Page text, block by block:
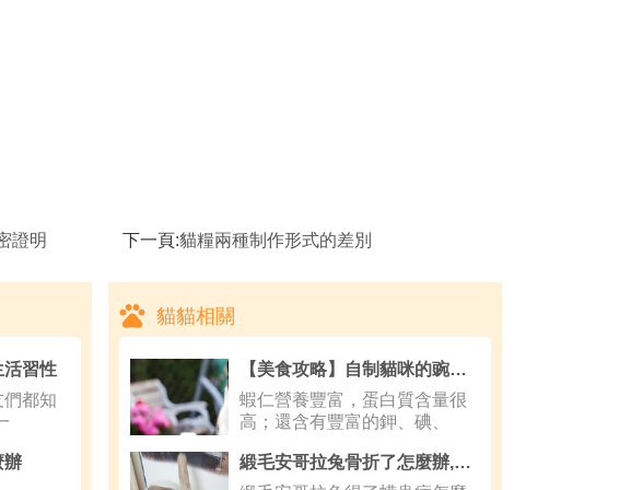
證明 下一頁:貓糧兩種制作形式的差別
活習性
都知
辦
貓貓相關
【美食攻略】自制貓咪的豌豆蝦仁飯
蝦仁營養豐富，蛋白質含量很
高；還含有豐富的鉀、碘、
緞毛安哥拉兔骨折了怎麼辦,安哥拉